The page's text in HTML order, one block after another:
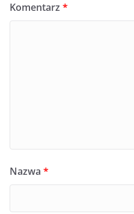
Komentarz *
Nazwa *